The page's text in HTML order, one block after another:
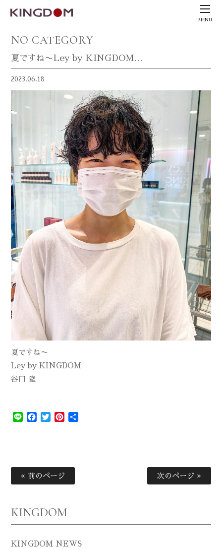
MENU
NO CATEGORY
夏ですね〜Ley by KINGDOM…
2023.06.18
夏ですね〜
Ley by KINGDOM
谷口 陸
Line Facebook
TwitterPinterest
« 前のページ 次のページ »
KINGDOM
KINGDOM NEWS